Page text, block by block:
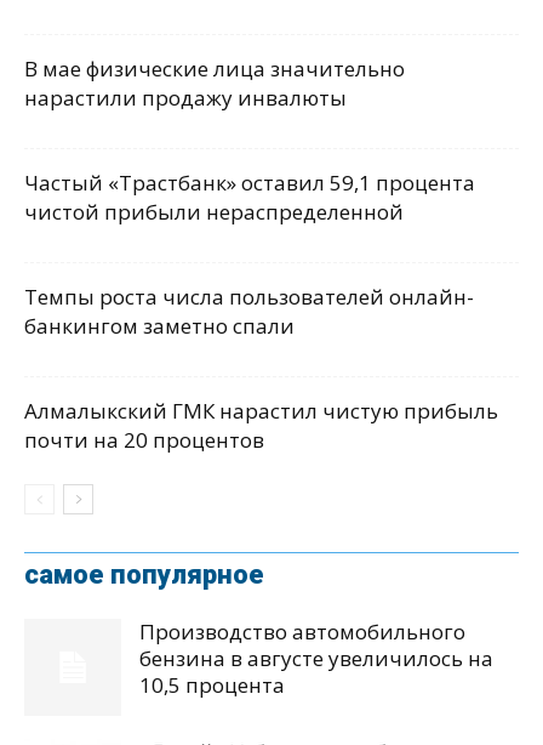
В мае физические лица значительно
нарастили продажу инвалюты
Частый «Трастбанк» оставил 59,1 процента
чистой прибыли нераспределенной
Темпы роста числа пользователей онлайн-
банкингом заметно спали
Алмалыкский ГМК нарастил чистую прибыль
почти на 20 процентов
самое популярное
Производство автомобильного
бензина в августе увеличилось на
10,5 процента